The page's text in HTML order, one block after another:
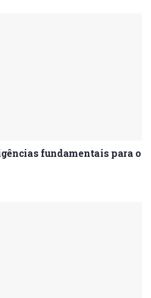
fundamentais para o